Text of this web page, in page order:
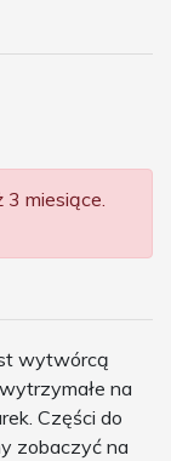
miesiące.
wytwórcą
na
Części do
zobaczyć na